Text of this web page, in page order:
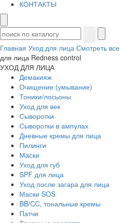
КОНТАКТЫ
Главная Уход для лица Смотреть все
для лица Redness control
УХОД ДЛЯ ЛИЦА
Демакияж
Очищение (умывание)
Тоники/лосьоны
Уход для век
Сыворотки
Сыворотки в ампулах
Дневные кремы для лица
Пилинги
Маски
Уход для губ
SPF для лица
Уход после загара для лица
Маски SOS
BB/CC, тональные кремы
Патчи